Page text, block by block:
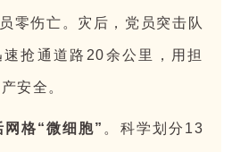
零伤亡。灾后，党员突击队
抢通道路20余公里，用担
安全。
格“微细胞” 。科学划分13